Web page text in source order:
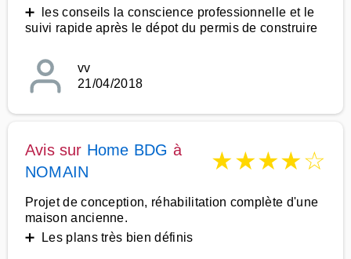
➕ les conseils la conscience professionnelle et le
suivi rapide après le dépot du permis de construire
vv
21/04/2018
Avis sur Home BDG à
NOMAIN
★★★★☆
Projet de conception, réhabilitation complète d'une
maison ancienne.
➕ Les plans très bien définis